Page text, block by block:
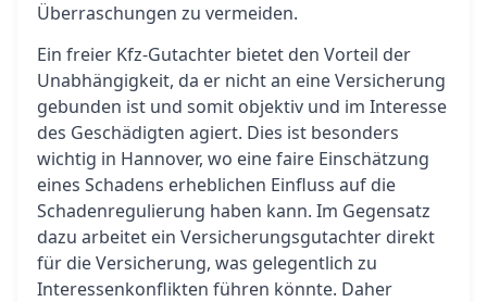
Überraschungen zu vermeiden.
Ein freier Kfz-Gutachter bietet den Vorteil der
Unabhängigkeit, da er nicht an eine Versicherung
gebunden ist und somit objektiv und im Interesse
des Geschädigten agiert. Dies ist besonders
wichtig in Hannover, wo eine faire Einschätzung
eines Schadens erheblichen Einfluss auf die
Schadenregulierung haben kann. Im Gegensatz
dazu arbeitet ein Versicherungsgutachter direkt
für die Versicherung, was gelegentlich zu
Interessenkonflikten führen könnte. Daher